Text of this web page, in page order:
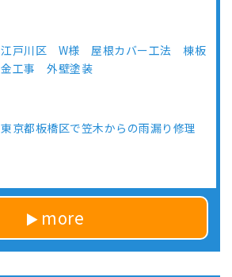
江戸川区 W様 屋根カバー工法 棟板
金工事 外壁塗装
東京都板橋区で笠木からの雨漏り修理
more